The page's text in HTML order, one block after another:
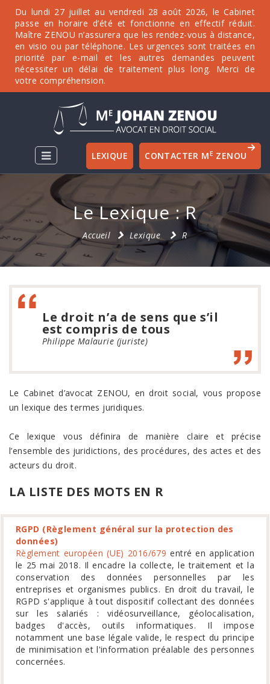
Du lundi 27 juillet au vendredi 28 août 2026, le Cabinet
passe en horaire d’été et fonctionne en effectif réduit.
Maître ZENOU n’assurera que les rendez-vous à distance,
en visio ou par téléphone. Les urgences sont traitées en
priorité par e-mail et les autres demandes peuvent
nécessiter un délai de traitement plus long. Merci de
votre compréhension.
CONTACTER ME ZENOU
LEXIQUE
Le Lexique : R
Accueil Lexique R
Le droit n’a de sens que s’il
est compris de tous
Philippe Malaurie (juriste)
Le Cabinet d’avocat ZENOU, en droit social, vous propose
un lexique des termes juridiques.
Ce lexique vous définira de manière claire et précise
l’ensemble des juridictions, des procédures, des actes et des
acteurs du droit.
LA LISTE DES MOTS EN R
RGPD (Règlement général sur la protection des
données)
Règlement européen (UE) 2016/679 entré en application
le 25 mai 2018. Il encadre la collecte, le traitement et la
conservation des données personnelles par les
entreprises et organismes publics. En droit du travail, le
RGPD s'applique à tout dispositif collectant des données
sur les salariés : vidéosurveillance, géolocalisation,
badges d'accès, outils informatiques. Il impose
notamment une base légale valide, le respect du principe
de minimisation et l'information préalable des personnes
concernées.